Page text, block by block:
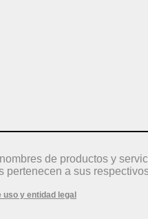
de productos y
pertenecen a sus
y entidad legal